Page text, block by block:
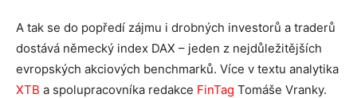
A tak se do popředí zájmu i drobných investorů a traderů
dostává německý index DAX – jeden z nejdůležitějších
evropských akciových benchmarků. Více v textu analytika
XTB a spolupracovníka redakce FinTag Tomáše Vranky.